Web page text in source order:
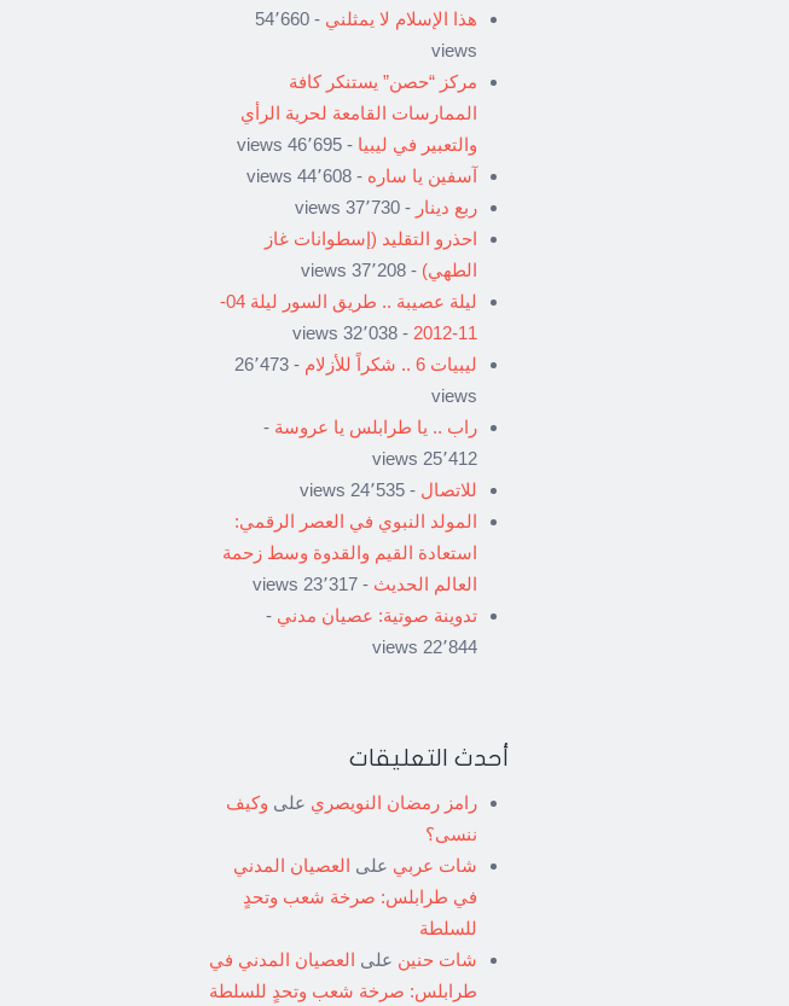
هذا الإسلام لا يمثلني
- 54٬660
views
مركز “حصن” يستنكر كافة
الممارسات القامعة لحرية الرأي
والتعبير في ليبيا - 46٬695 views
آسفين يا ساره - 44٬608 views
ربع دينار - 37٬730 views
احذرو التقليد (إسطوانات غاز
الطهي) - 37٬208 views
ليلة عصيبة .. طريق السور ليلة 04-
11-2012
- 32٬038 views
ليبيات 6 .. شكراً للأزلام
- 26٬473
views
راب .. يا طرابلس يا عروسة -
25٬412 views
للاتصال - 24٬535 views
المولد النبوي في العصر الرقمي:
استعادة القيم والقدوة وسط زحمة
العالم الحديث - 23٬317 views
تدوينة صوتية: عصيان مدني -
22٬844 views
أحدث التعليقات
رامز رمضان النويصري على وكيف
ننسى؟
شات عربي على العصيان المدني
في طرابلس: صرخة شعب وتحدٍ
للسلطة
شات حنين على العصيان المدني في
طرابلس: صرخة شعب وتحدٍ للسلطة